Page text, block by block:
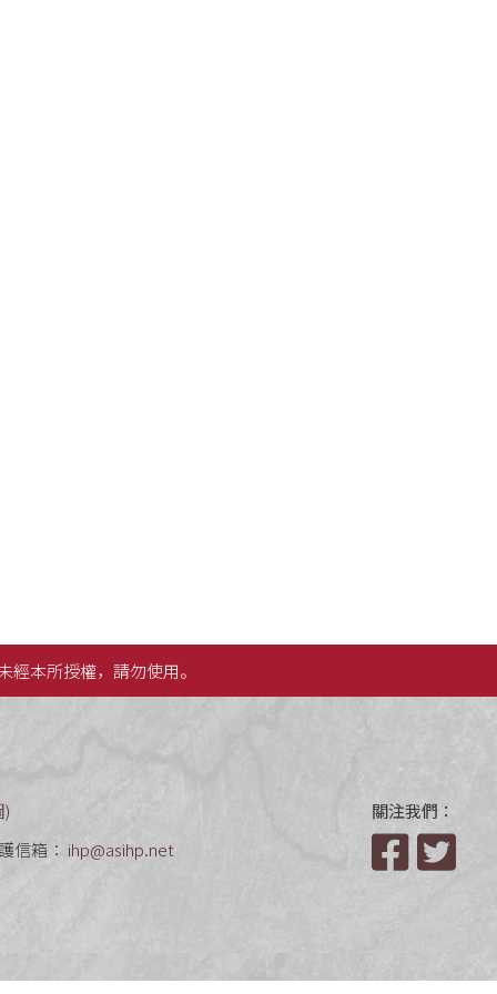
經本所授權，請勿使用。
)
信箱： ihp@asihp.net
關注我們：
Facebook